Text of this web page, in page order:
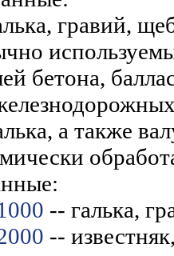
гравий,
бетона,
а также
-- галька,
--